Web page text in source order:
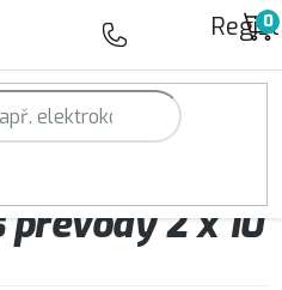
2 x 10